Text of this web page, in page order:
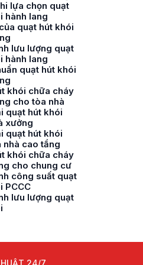
lựa chọn quạt
hành lang
quạt hút khói
lưu lượng quạt
hành lang
quạt hút khói
khói chữa cháy
cho tòa nhà
quạt hút khói
xưởng
quạt hút khói
nhà cao tầng
khói chữa cháy
cho chung cư
công suất quạt
PCCC
lưu lượng quạt
24/7